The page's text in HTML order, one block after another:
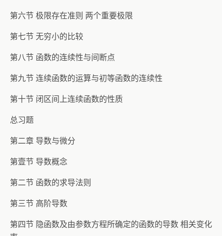
第六节 极限存在准则 两个重要极限
第七节 无穷小的比较
第八节 函数的连续性与间断点
第九节 连续函数的运算与初等函数的连续性
第十节 闭区间上连续函数的性质
总习题
第二章 导数与微分
第壹节 导数概念
第二节 函数的求导法则
第三节 高阶导数
第四节 隐函数及由参数方程所确定的函数的导数 相关变化